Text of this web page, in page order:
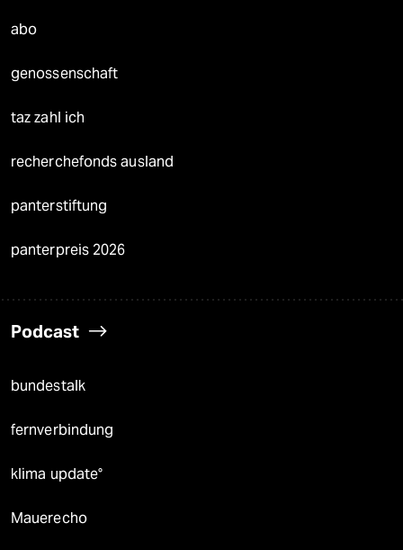
abo
genossenschaft
taz zahl ich
recherchefonds ausland
panterstiftung
panterpreis 2026
Podcast
bundestalk
fernverbindung
klima update°
Mauerecho